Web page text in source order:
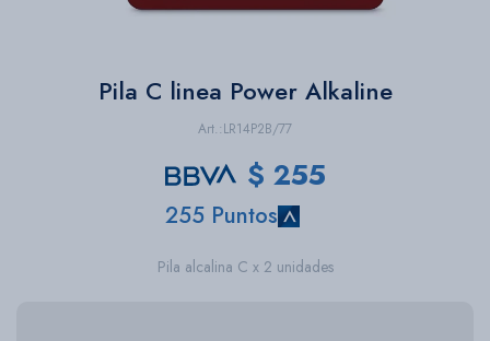
Pila C linea Power Alkaline
LR14P2B/77
$ 255
255 Puntos
Pila alcalina C x 2 unidades